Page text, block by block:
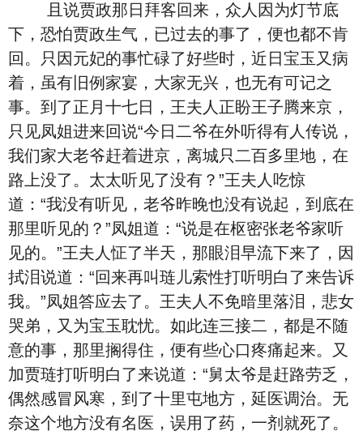
且说贾政那日拜客回来，众人因为灯节底
下，恐怕贾政生气，已过去的事了，便也都不肯
回。只因元妃的事忙碌了好些时，近日宝玉又病
着，虽有旧例家宴，大家无兴，也无有可记之
事。到了正月十七日，王夫人正盼王子腾来京，
只见凤姐进来回说“今日二爷在外听得有人传说，
我们家大老爷赶着进京，离城只二百多里地，在
路上没了。太太听见了没有？”王夫人吃惊
道：“我没有听见，老爷昨晚也没有说起，到底在
那里听见的？”凤姐道：“说是在枢密张老爷家听
见的。”王夫人怔了半天，那眼泪早流下来了，因
拭泪说道：“回来再叫琏儿索性打听明白了来告诉
我。”凤姐答应去了。王夫人不免暗里落泪，悲女
哭弟，又为宝玉耽忧。如此连三接二，都是不随
意的事，那里搁得住，便有些心口疼痛起来。又
加贾琏打听明白了来说道：“舅太爷是赶路劳乏，
偶然感冒风寒，到了十里屯地方，延医调治。无
奈这个地方没有名医，误用了药，一剂就死了。